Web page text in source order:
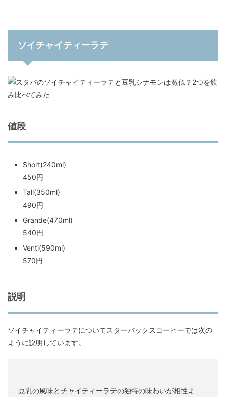
ソイチャイティーラテ
値段
Short(240ml)
450円
Tall(350ml)
490円
Grande(470ml)
540円
Venti(590ml)
570円
説明
ソイチャイティーラテについてスターバックスコーヒーでは次の
ように説明しています。
豆乳の風味とチャイティーラテの独特の味わいが相性よ